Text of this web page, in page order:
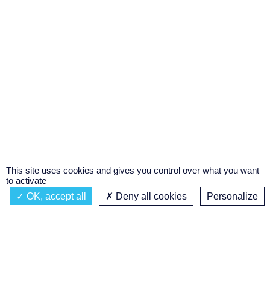
Émission à l'antenne
Actualités À propos
This site uses cookies and gives you control over what you want
to activate
OK, accept all
Deny all cookies
Personalize